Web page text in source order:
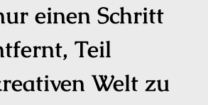
einen Schritt
Teil
Welt zu